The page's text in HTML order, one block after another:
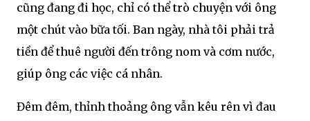
cũng đang đi học, chỉ có thể trò chuyện với ông
một chút vào bữa tối. Ban ngày, nhà tôi phải trả
tiền để thuê người đến trông nom và cơm nước,
giúp ông các việc cá nhân.
Đêm đêm, thỉnh thoảng ông vẫn kêu rên vì đau